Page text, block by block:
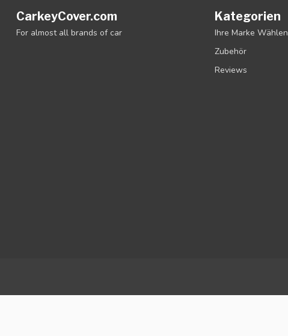
CarkeyCover.com
For almost all brands of car
Kategorien
Ihre Marke Wählen
Zubehör
Reviews